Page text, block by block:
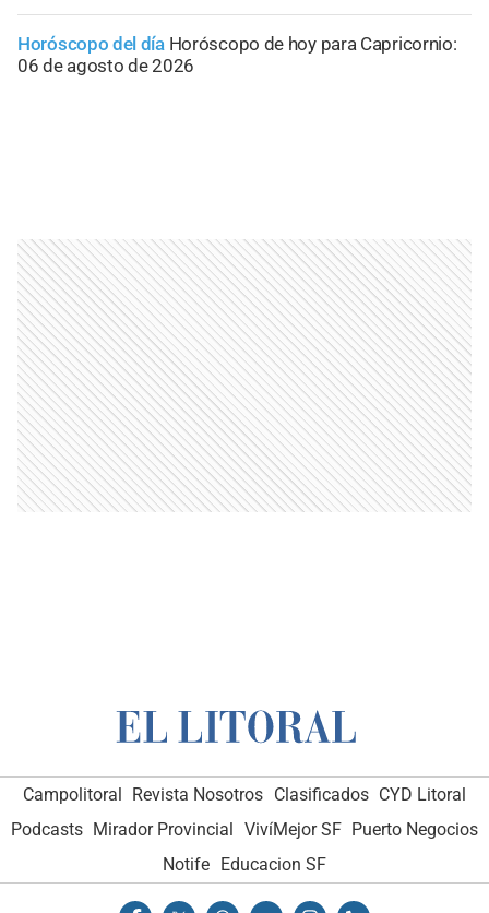
Horóscopo del día Horóscopo de hoy para Capricornio:
06 de agosto de 2026
Campolitoral Revista Nosotros Clasificados CYD Litoral
Podcasts Mirador Provincial VivíMejor SF Puerto Negocios
Notife
Educacion SF